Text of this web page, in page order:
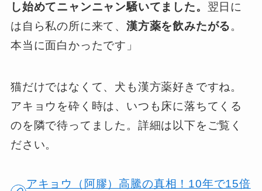
し始めてニャンニャン騒いてました。 翌日に
は自ら私の所に来て、 漢方薬を飲みたがる。
本当に面白かったです」
猫だけではなくて、犬も漢方薬好きですね。
アキョウを砕く時は、いつも床に落ちてくる
のを隣で待ってました。詳細は以下をご覧く
ださい。
アキョウ（阿膠）高騰の真相！10年で15倍